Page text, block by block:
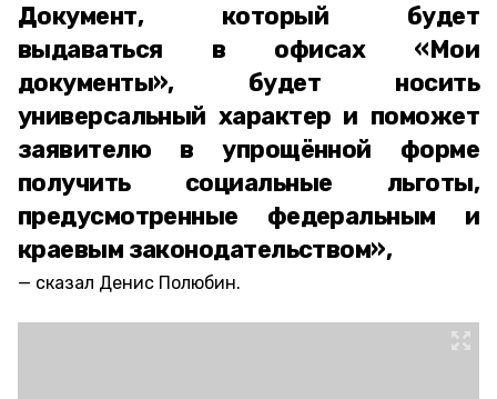
Документ, который будет
выдаваться в офисах «Мои
документы», будет носить
универсальный характер и поможет
заявителю в упрощённой форме
получить социальные льготы,
предусмотренные федеральным и
краевым законодательством»,
сказал Денис Полюбин.